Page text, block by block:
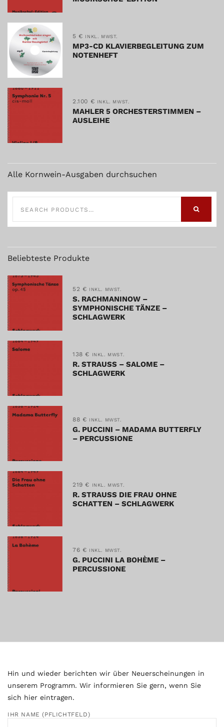
5 € INKL. MWST.
MP3-CD KLAVIERBEGLEITUNG ZUM
NOTENHEFT
2.100 € INKL. MWST.
MAHLER 5 ORCHESTERSTIMMEN –
AUSLEIHE
Alle Kornwein-Ausgaben durchsuchen
FOR:
Beliebteste Produkte
52 € INKL. MWST.
S. RACHMANINOW –
SYMPHONISCHE TÄNZE –
SCHLAGWERK
138 € INKL. MWST.
R. STRAUSS – SALOME –
SCHLAGWERK
88 € INKL. MWST.
G. PUCCINI – MADAMA BUTTERFLY
– PERCUSSIONE
219 € INKL. MWST.
R. STRAUSS DIE FRAU OHNE
SCHATTEN – SCHLAGWERK
76 € INKL. MWST.
G. PUCCINI LA BOHÈME –
PERCUSSIONE
Hin und wieder berichten wir über Neuerscheinungen in
unserem Programm. Wir informieren Sie gern, wenn Sie
sich hier eintragen.
IHR NAME (PFLICHTFELD)